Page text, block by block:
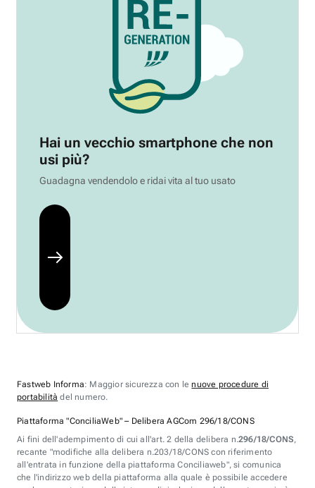
Hai un vecchio smartphone che non
usi più?
Guadagna vendendolo e ridai vita al tuo usato
Fastweb Informa: Maggior sicurezza con lenuove procedure di
portabilità del numero.
Piattaforma "ConciliaWeb" – Delibera AGCom 296/18/CONS
Ai fini dell'adempimento di cui all'art. 2 della delibera n.296/18/CONS,
recante "modifiche alla delibera n.203/18/CONS con riferimento
all'entrata in funzione della piattaforma Conciliaweb", si comunica
che l'indirizzo web della piattaforma alla quale è possibile accedere